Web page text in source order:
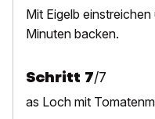
Mit Eigelb
Minuten backen.
Schritt 7/7
as Loch mit